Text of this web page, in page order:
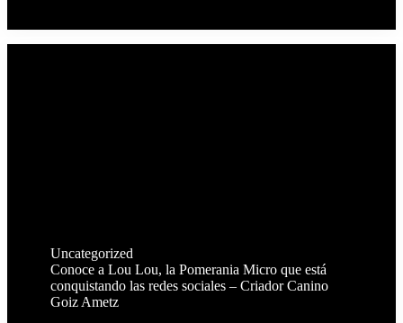
Uncategorized
Conoce a Lou Lou, la Pomerania Micro que está
conquistando las redes sociales – Criador Canino
Goiz Ametz